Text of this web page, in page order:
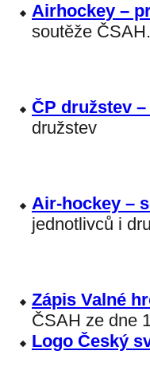
Airhockey –
soutěže ČSAH.
ČP družstev
družstev
Air-hockey –
jednotlivců i
Zápis Valné
ČSAH ze dne
Logo Český